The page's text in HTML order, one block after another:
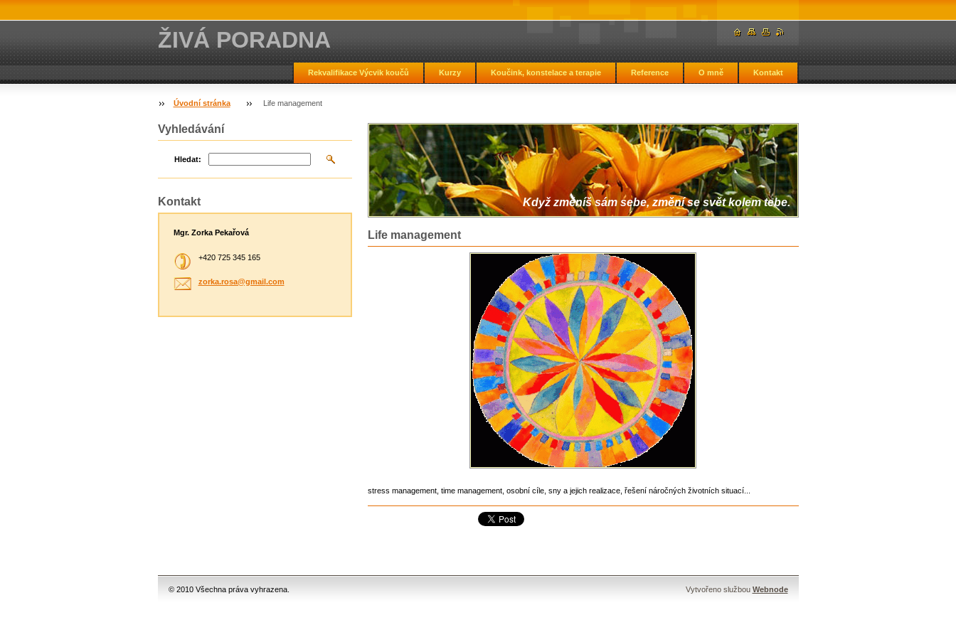
ŽIVÁ PORADNA
Rekvalifikace Výcvik koučů Kurzy Koučink, konstelace a terapie Reference O mně Kontakt
Úvodní stránka Life management
Když změníš sám sebe, změní se svět kolem tebe.
Life management
stress management, time management, osobní cíle, sny a jejich realizace, řešení náročných životních situací...
Vyhledávání
Hledat:
Kontakt
Mgr. Zorka Pekařová
+420 725 345 165
zorka.rosa@gmail.com
© 2010 Všechna práva vyhrazena. Vytvořeno službou Webnode